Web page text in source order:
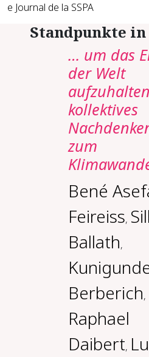
e Journal de la SSPA
Standpunkte in
… um das
der Welt
kollektives
zum
Bené
Feireiss,
Ballath,
Berberich,
Raphael
Daibert,